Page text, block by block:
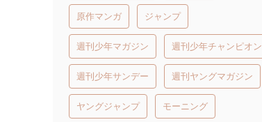
原作マンガ ジャンプ
週刊少年マガジン 週刊少年チャンピオン
週刊少年サンデー 週刊ヤングマガジン
ヤングジャンプ モーニング